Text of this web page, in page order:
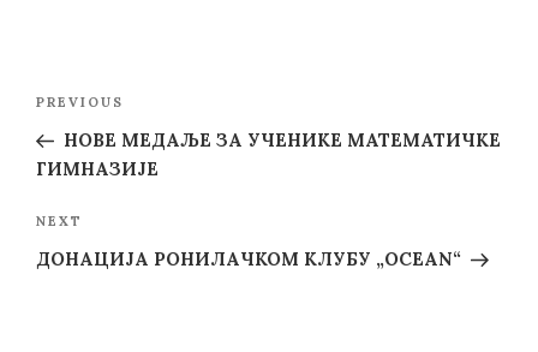
Previous
Post
PREVIOUS
НОВE МЕДАЉE ЗА УЧЕНИКЕ МАТЕМАТИЧКЕ
ГИМНАЗИЈЕ
Next
Post
NEXT
ДОНАЦИЈА РОНИЛАЧКОМ КЛУБУ „OCEAN“